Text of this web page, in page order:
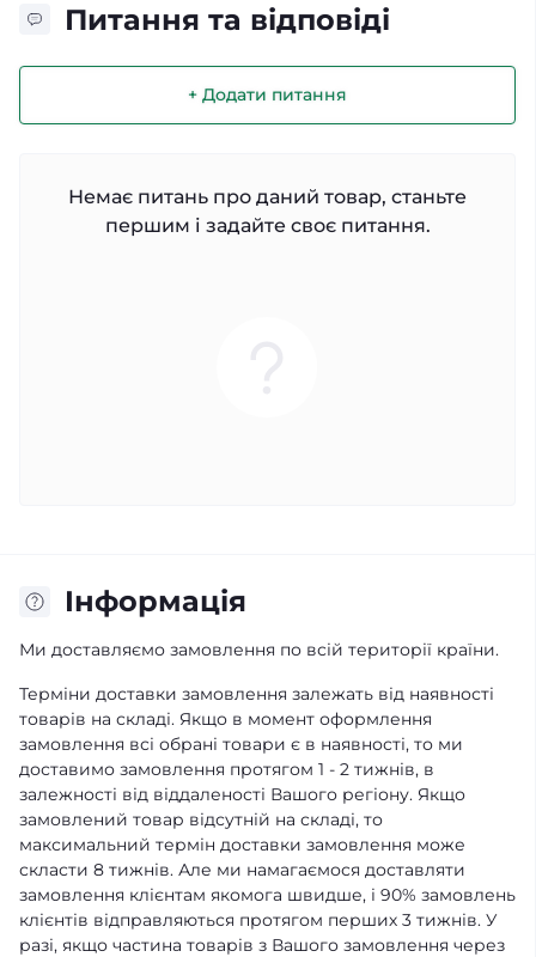
Питання та відповіді
+ Додати питання
Немає питань про даний товар, станьте
першим і задайте своє питання.
Iнформація
Ми доставляємо замовлення по всій території країни.
Терміни доставки замовлення залежать від наявності
товарів на складі. Якщо в момент оформлення
замовлення всі обрані товари є в наявності, то ми
доставимо замовлення протягом 1 - 2 тижнів, в
залежності від віддаленості Вашого регіону. Якщо
замовлений товар відсутній на складі, то
максимальний термін доставки замовлення може
скласти 8 тижнів. Але ми намагаємося доставляти
замовлення клієнтам якомога швидше, і 90% замовлень
клієнтів відправляються протягом перших 3 тижнів. У
разі, якщо частина товарів з Вашого замовлення через